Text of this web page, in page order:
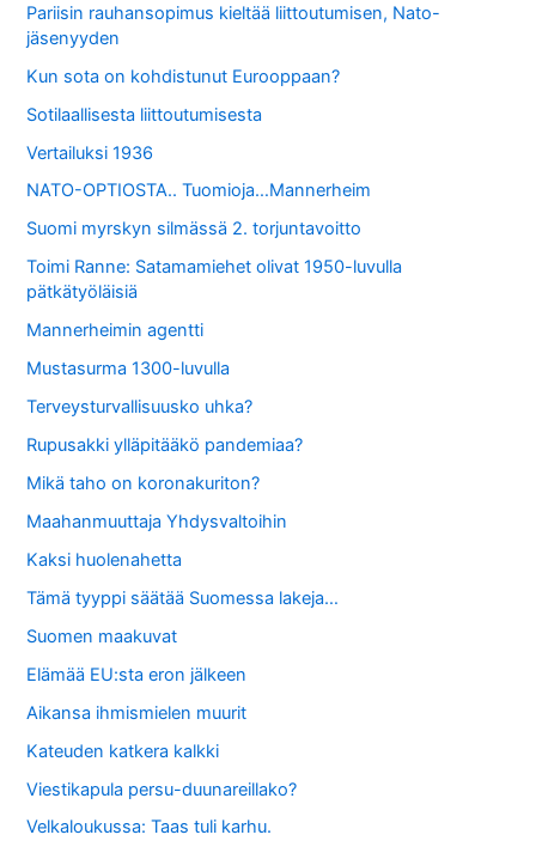
Pariisin rauhansopimus kieltää liittoutumisen, Nato-
jäsenyyden
Kun sota on kohdistunut Eurooppaan?
Sotilaallisesta liittoutumisesta
Vertailuksi 1936
NATO-OPTIOSTA.. Tuomioja…Mannerheim
Suomi myrskyn silmässä 2. torjuntavoitto
Toimi Ranne: Satamamiehet olivat 1950-luvulla
pätkätyöläisiä
Mannerheimin agentti
Mustasurma 1300-luvulla
Terveysturvallisuusko uhka?
Rupusakki ylläpitääkö pandemiaa?
Mikä taho on koronakuriton?
Maahanmuuttaja Yhdysvaltoihin
Kaksi huolenahetta
Tämä tyyppi säätää Suomessa lakeja…
Suomen maakuvat
Elämää EU:sta eron jälkeen
Aikansa ihmismielen muurit
Kateuden katkera kalkki
Viestikapula persu-duunareillako?
Velkaloukussa: Taas tuli karhu.